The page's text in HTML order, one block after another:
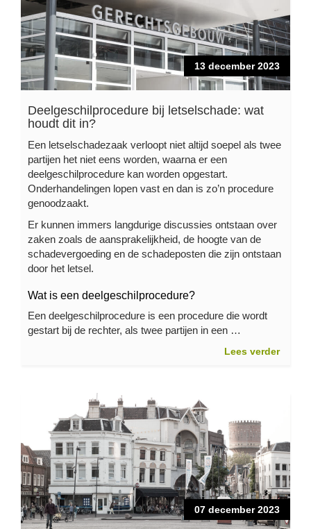
13 december 2023
Deelgeschilprocedure bij letselschade: wat
houdt dit in?
Een letselschadezaak verloopt niet altijd soepel als twee
partijen het niet eens worden, waarna er een
deelgeschilprocedure kan worden opgestart.
Onderhandelingen lopen vast en dan is zo’n procedure
genoodzaakt.
Er kunnen immers langdurige discussies ontstaan over
zaken zoals de aansprakelijkheid, de hoogte van de
schadevergoeding en de schadeposten die zijn ontstaan
door het letsel.
Wat is een deelgeschilprocedure?
Een deelgeschilprocedure is een procedure die wordt
gestart bij de rechter, als twee partijen in een …
Lees verder
07 december 2023